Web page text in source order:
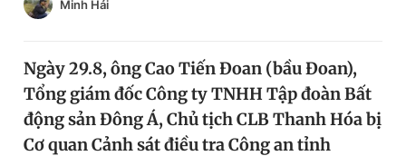
Tin 360
Video Magazine
Minh Hải
Ngày 29.8, ông Cao Tiến Đoan (bầu Đoan),
Tổng giám đốc Công ty TNHH Tập đoàn Bất
động sản Đông Á, Chủ tịch CLB Thanh Hóa bị
Cơ quan Cảnh sát điều tra Công an tỉnh